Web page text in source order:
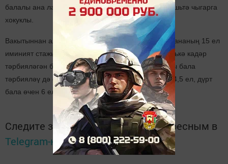
балалы ана лаеклы ялга дүрт елга алдарак – 56 яшьтә чыгарга
хокуклы.
Вакытыннан алда пенсиягә чыгу өчен күп балалы ананың 15 ел
иминият стажыына ия булуы һәм балаларын 8 яшькә кадәр
тәрбияләгән булуы кирәк. Балага 1,5 яшь тулганчы бала
тәрбияләү дә стажга керә. Өч бала өчен стажга – 4,5 ел, дүрт
бала өчен 6 ел кертелә.
Следите за самым важным и интересным в
Telegram-канале Татмедиа